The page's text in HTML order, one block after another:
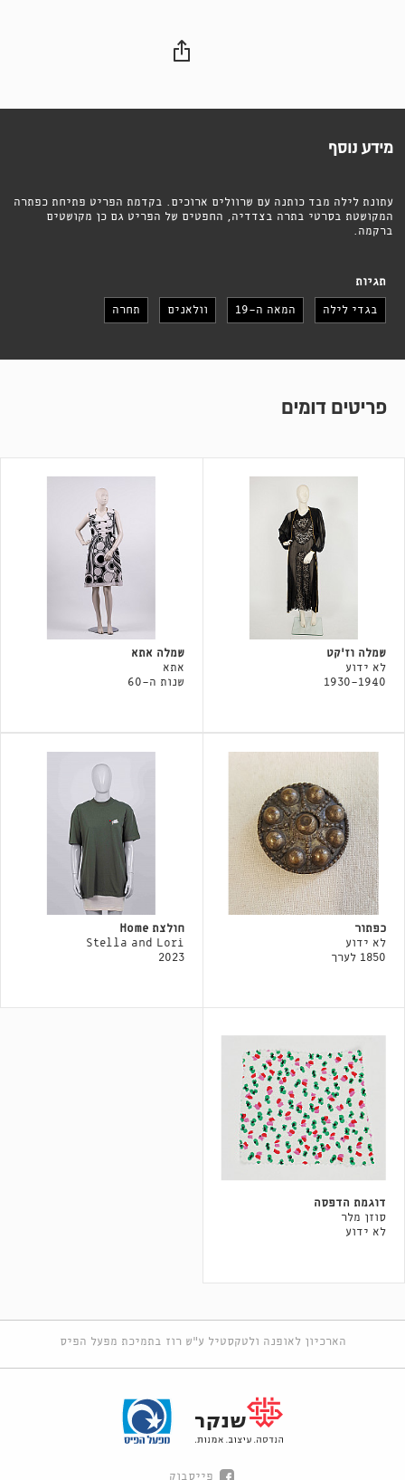
מידע נוסף
עתונת לילה מבד כותנה עם שרוולים ארוכים. בקדמת הפריט פתיחת כפתרה
המקושטת בסרטי בתרה בצדדיה, החפטים של הפריט גם כן מקושטים
ברקמה.
תגיות
בגדי לילה המאה ה-19 וולאנים תחרה
פריטים דומים
שמלה וז׳קט
לא ידוע
1930-1940
שמלה אתא
אתא
שנות ה-60
כפתור
לא ידוע
1850 לערך
חולצת Home
Stella and Lori
2023
דוגמת הדפסה
סוזן מלר
לא ידוע
הארכיון לאופנה ולטקסטיל ע"ש רוז בתמיכת מפעל הפיס
פייסבוק